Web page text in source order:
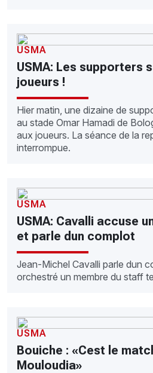
USMA
USMA: Les supporters
joueurs !
Hier matin, une dizaine de
au stade Omar Hamadi de
aux joueurs. La séance de la
interrompue.
USMA
USMA: Cavalli accuse
et parle dun complot
Jean-Michel Cavalli parle dun
orchestré un membre du staff
USMA
Bouiche : «Cest le
Mouloudia»